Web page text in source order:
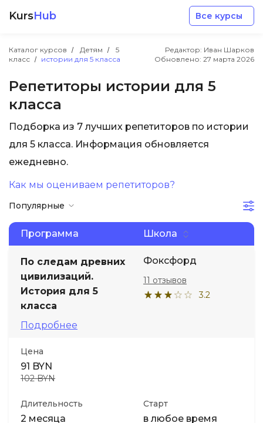
KursHub Все курсы
Каталог курсов Детям
5
класс
истории для 5 класса
Редактор: Иван Шарков
Обновлено: 27 марта 2026
Репетиторы истории для 5
класса
Подборка из 7 лучших репетиторов по истории
для 5 класса. Информация обновляется
ежедневно.
Как мы оцениваем репетиторов?
Популярные
Программа Школа
По следам древних
цивилизаций.
История для 5
класса
Подробнее
Фоксфорд
3.2
11 отзывов
Цена
91 BYN
102 BYN
Длительность
2 месяца
Старт
в любое время
Разработка
Маркетинг
Дизайн
Аналитика
Менеджмент
Иностранные языки
Soft Skills
ДПО